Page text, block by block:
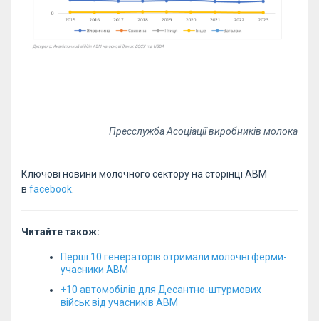
Пресслужба Асоціації виробників молока
Ключові новини молочного сектору на сторінці АВМ
в facebook.
Читайте також:
Перші 10 генераторів отримали молочні ферми-
учасники АВМ
+10 автомобілів для Десантно-штурмових
військ від учасників АВМ